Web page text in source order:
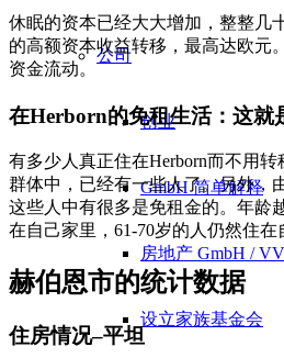
公司
创业
GmbH 简单解释
房地产 GmbH /
设立家族基金会
休眠的资本已经大大增加，整整几
的高额资本收益转移，最高达欧元
资金流动。
在Herborn的免租生活：这就
有多少人真正住在Herborn而不用
群体中，已经有一些人了。另外，
这些人中有很多是免租金的。年龄
在自己家里，61-70岁的人仍然住
赫伯恩市的统计数据
住房情况–平坦